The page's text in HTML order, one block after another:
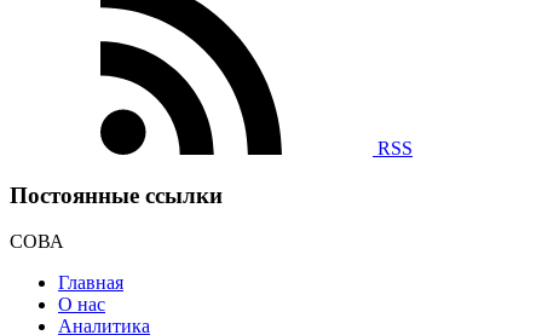
RSS
Постоянные ссылки
СОВА
Главная
О нас
Аналитика